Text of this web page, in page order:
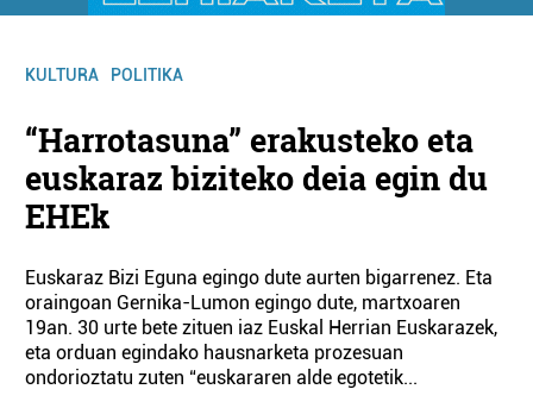
KULTURA POLITIKA
“Harrotasuna” erakusteko eta
euskaraz biziteko deia egin du
EHEk
Euskaraz Bizi Eguna egingo dute aurten bigarrenez. Eta
oraingoan Gernika-Lumon egingo dute, martxoaren
19an. 30 urte bete zituen iaz Euskal Herrian Euskarazek,
eta orduan egindako hausnarketa prozesuan
ondorioztatu zuten “euskararen alde egotetik...